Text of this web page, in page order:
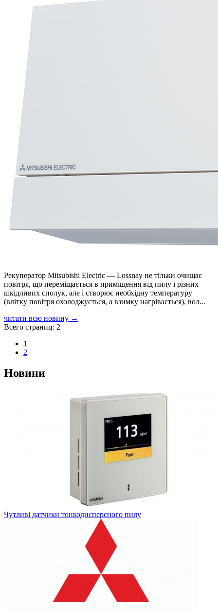
Рекуператор Mitsubishi Electric — Lossnay не тільки очищає
повітря, що переміщається в приміщення від пилу і різних
шкідливих сполук, але і створює необхідну температуру
(влітку повітря охолоджується, а взимку нагрівається), вол...
читати всю новину →
Всего страниц: 2
1
2
Новини
Чутливі датчики тонкодисперсного пилу